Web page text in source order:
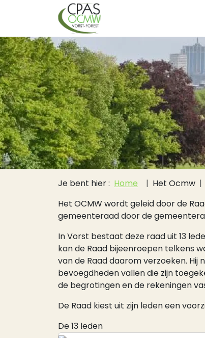
Overslaan en naar de inhoud gaan
Kruimelpad
Je bent hier : Home Het Ocmw
Het OCMW wordt geleid door de
gemeenteraad door de
In Vorst bestaat deze raad uit 13
kan de Raad bijeenroepen telkens
van de Raad daarom verzoeken. Hij
bevoegdheden vallen die zijn
de begrotingen en de rekeningen
De Raad kiest uit zijn leden een
De 13 leden